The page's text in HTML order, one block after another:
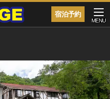
宿泊予約
MENU